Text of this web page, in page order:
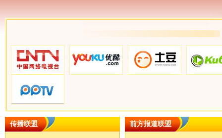
传播联盟 前方报道联盟